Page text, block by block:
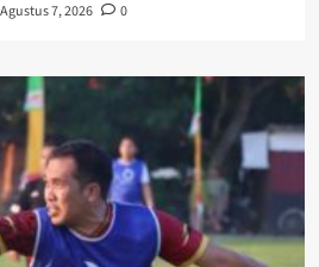
Agustus 7, 2026 0